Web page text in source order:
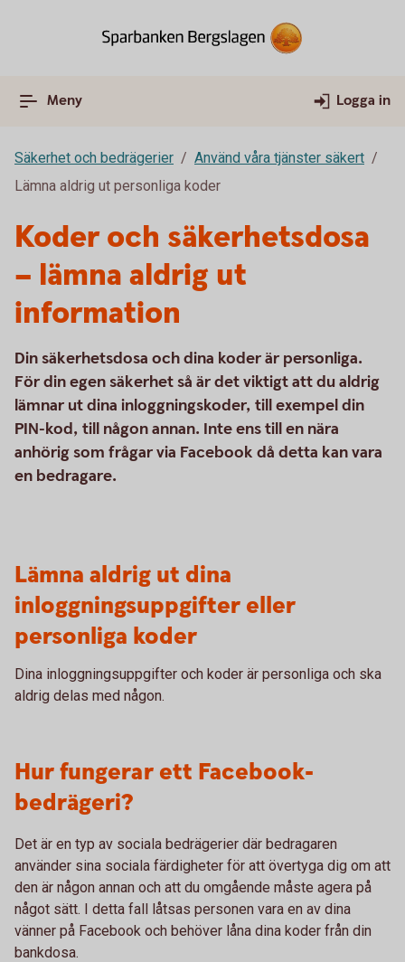
Meny Logga in
Säkerhet och bedrägerier
Använd våra tjänster säkert
Lämna aldrig ut personliga koder
Koder och säkerhetsdosa
– lämna aldrig ut
information
Din säkerhetsdosa och dina koder är personliga.
För din egen säkerhet så är det viktigt att du aldrig
lämnar ut dina inloggningskoder, till exempel din
PIN-kod, till någon annan. Inte ens till en nära
anhörig som frågar via Facebook då detta kan vara
en bedragare.
Lämna aldrig ut dina
inloggningsuppgifter eller
personliga koder
Dina inloggningsuppgifter och koder är personliga och ska
aldrig delas med någon.
Hur fungerar ett Facebook-
bedrägeri?
Det är en typ av sociala bedrägerier där bedragaren
använder sina sociala färdigheter för att övertyga dig om att
den är någon annan och att du omgående måste agera på
något sätt. I detta fall låtsas personen vara en av dina
vänner på Facebook och behöver låna dina koder från din
bankdosa.